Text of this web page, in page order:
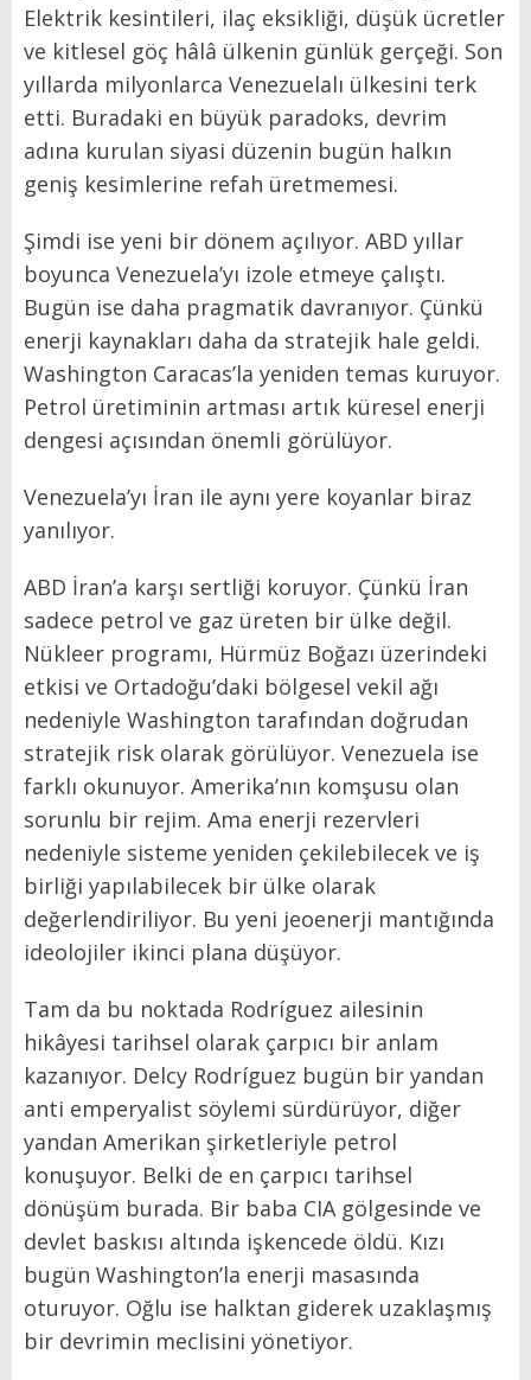
Elektrik kesintileri, ilaç eksikliği, düşük ücretler
ve kitlesel göç hâlâ ülkenin günlük gerçeği. Son
yıllarda milyonlarca Venezuelalı ülkesini terk
etti. Buradaki en büyük paradoks, devrim
adına kurulan siyasi düzenin bugün halkın
geniş kesimlerine refah üretmemesi.
Şimdi ise yeni bir dönem açılıyor. ABD yıllar
boyunca Venezuela’yı izole etmeye çalıştı.
Bugün ise daha pragmatik davranıyor. Çünkü
enerji kaynakları daha da stratejik hale geldi.
Washington Caracas’la yeniden temas kuruyor.
Petrol üretiminin artması artık küresel enerji
dengesi açısından önemli görülüyor.
Venezuela’yı İran ile aynı yere koyanlar biraz
yanılıyor.
ABD İran’a karşı sertliği koruyor. Çünkü İran
sadece petrol ve gaz üreten bir ülke değil.
Nükleer programı, Hürmüz Boğazı üzerindeki
etkisi ve Ortadoğu’daki bölgesel vekil ağı
nedeniyle Washington tarafından doğrudan
stratejik risk olarak görülüyor. Venezuela ise
farklı okunuyor. Amerika’nın komşusu olan
sorunlu bir rejim. Ama enerji rezervleri
nedeniyle sisteme yeniden çekilebilecek ve iş
birliği yapılabilecek bir ülke olarak
değerlendiriliyor. Bu yeni jeoenerji mantığında
ideolojiler ikinci plana düşüyor.
Tam da bu noktada Rodríguez ailesinin
hikâyesi tarihsel olarak çarpıcı bir anlam
kazanıyor. Delcy Rodríguez bugün bir yandan
anti emperyalist söylemi sürdürüyor, diğer
yandan Amerikan şirketleriyle petrol
konuşuyor. Belki de en çarpıcı tarihsel
dönüşüm burada. Bir baba CIA gölgesinde ve
devlet baskısı altında işkencede öldü. Kızı
bugün Washington’la enerji masasında
oturuyor. Oğlu ise halktan giderek uzaklaşmış
bir devrimin meclisini yönetiyor.